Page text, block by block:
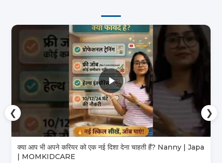
क्या आप भी अपने करियर को एक नई दिशा देना चाहती हैं? Nanny | Japa
| MOMKIDCARE
❮ ❯